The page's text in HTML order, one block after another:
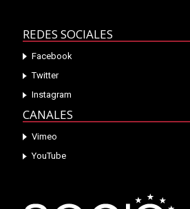
REDES SOCIALES
Facebook
Twitter
Instagram
CANALES
Vimeo
YouTube